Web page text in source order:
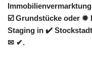
☑️ Grundstücke oder ✹
Staging in ✔️
✉ ✔.